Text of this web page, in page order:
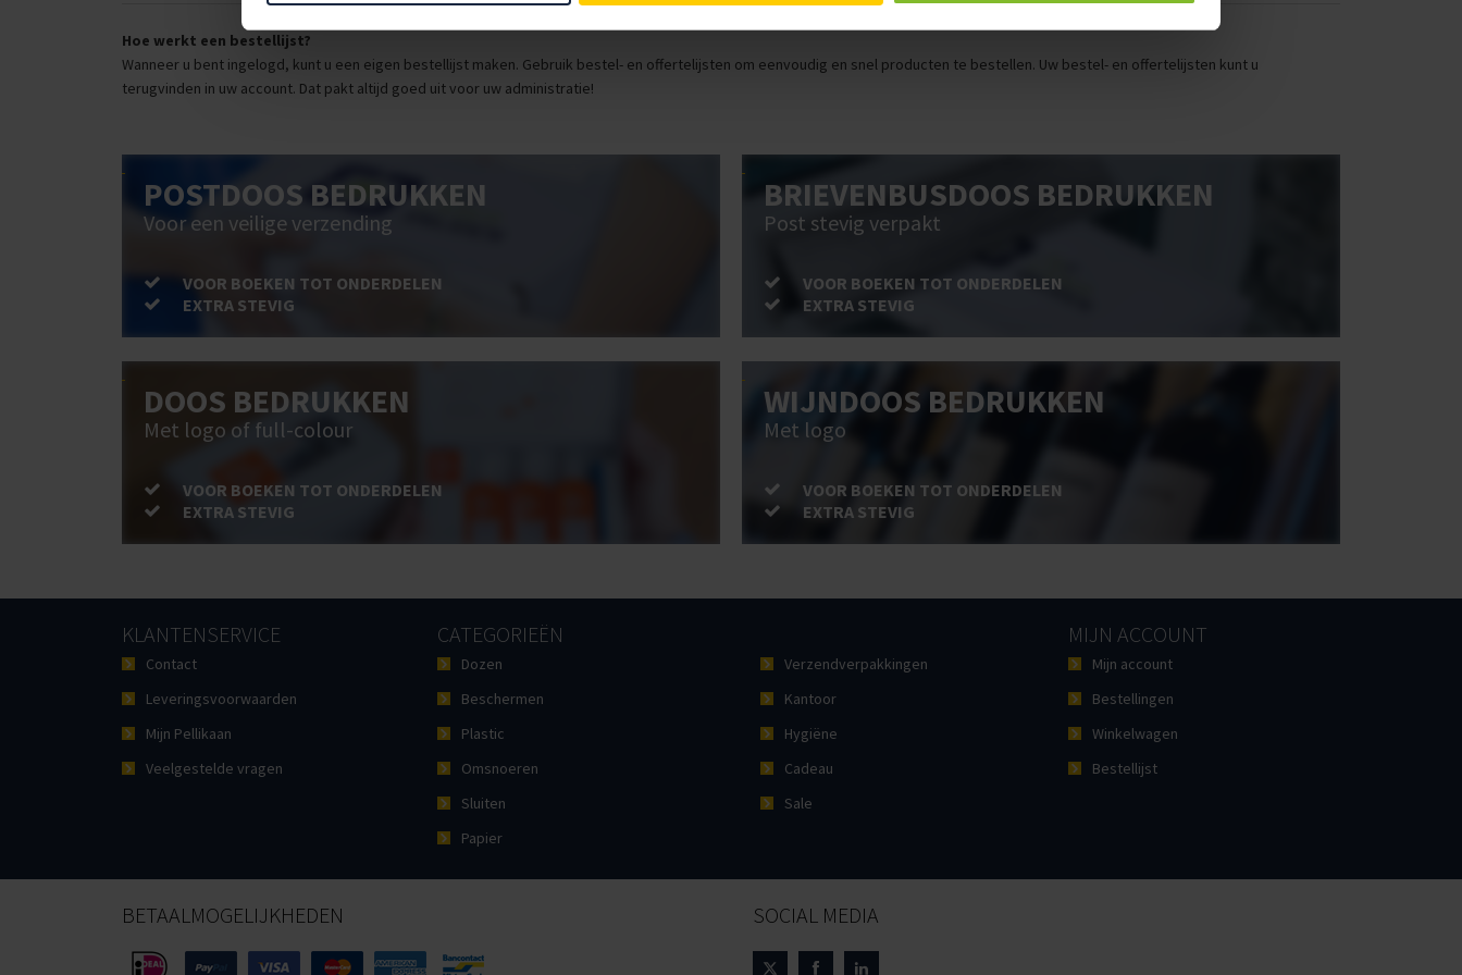
Hoe werkt een bestellijst?
Wanneer u bent ingelogd, kunt u een eigen bestellijst maken. Gebruik bestel- en offertelijsten om eenvoudig en snel producten te bestellen. Uw bestel- en offertelijsten kunt u
terugvinden in uw account. Dat pakt altijd goed uit voor uw administratie!
POSTDOOS BEDRUKKEN
Voor een veilige verzending
VOOR BOEKEN TOT ONDERDELEN
EXTRA STEVIG
BRIEVENBUSDOOS BEDRUKKEN
Post stevig verpakt
VOOR BOEKEN TOT ONDERDELEN
EXTRA STEVIG
DOOS BEDRUKKEN
Met logo of full-colour
VOOR BOEKEN TOT ONDERDELEN
EXTRA STEVIG
WIJNDOOS BEDRUKKEN
Met logo
VOOR BOEKEN TOT ONDERDELEN
EXTRA STEVIG
KLANTENSERVICE
Contact
Leveringsvoorwaarden
Mijn Pellikaan
Veelgestelde vragen
CATEGORIEËN
Dozen
Beschermen
Plastic
Omsnoeren
Sluiten
Papier
Verzendverpakkingen
Kantoor
Hygiëne
Cadeau
Sale
MIJN ACCOUNT
Mijn account
Bestellingen
Winkelwagen
Bestellijst
BETAALMOGELIJKHEDEN SOCIAL MEDIA